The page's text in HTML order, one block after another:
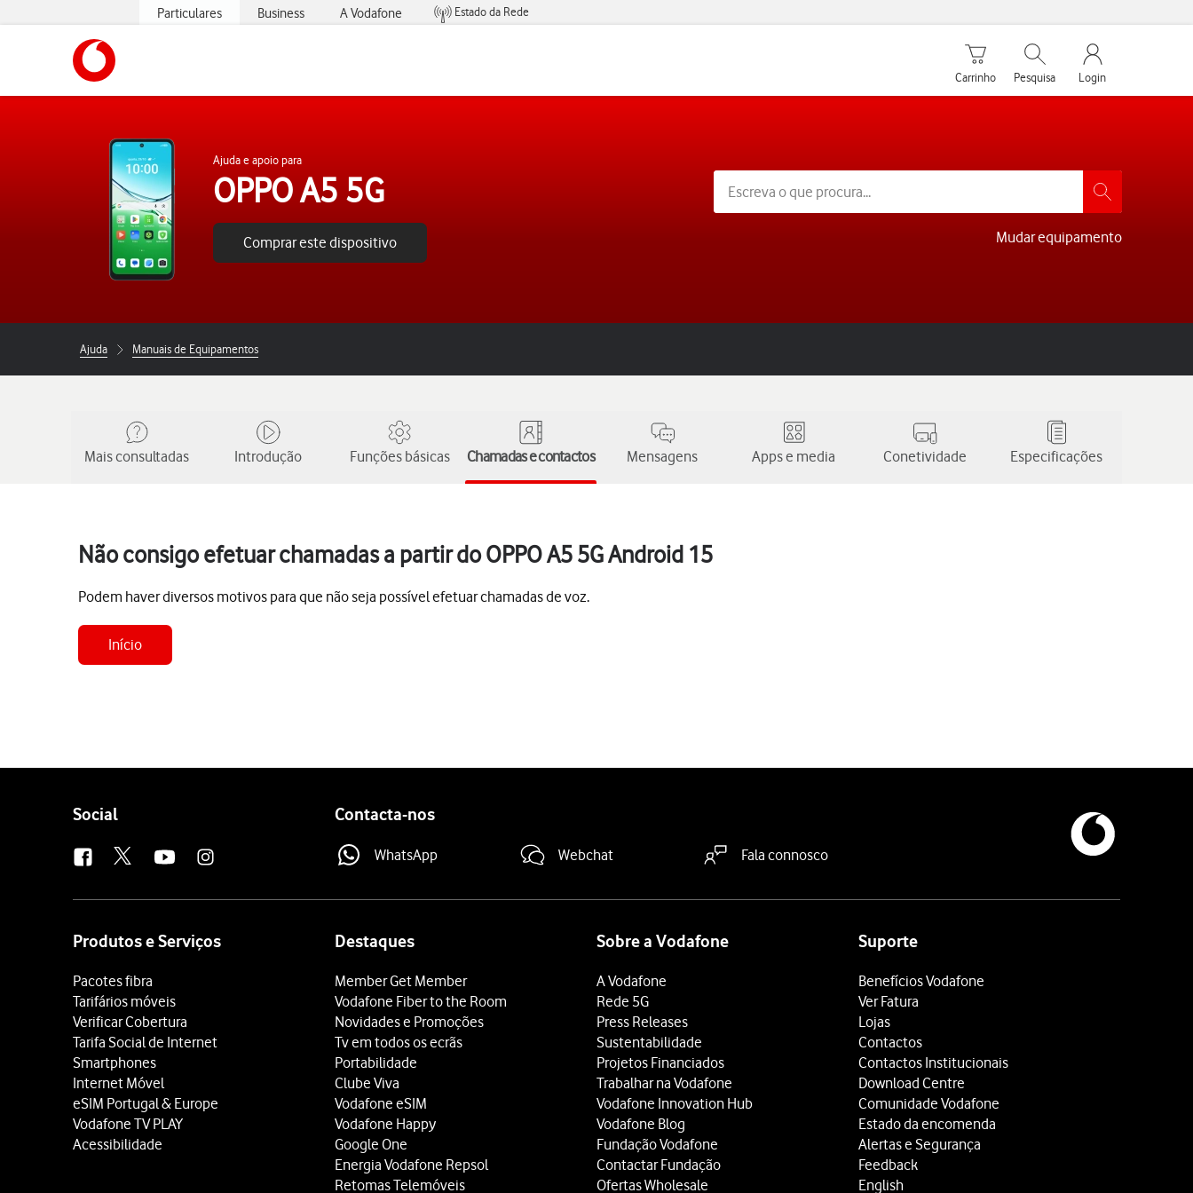
Particulares Business A Vodafone
Estado da Rede
Carrinho de compras
Carrinho
Pesquisar
Pesquisa
My Vodafone
Login
Ajuda e apoio para
OPPO A5 5G
Comprar este dispositivo Mudar equipamento
Ajuda Manuais de Equipamentos
Mais consultadas Introdução Funções básicas Chamadas e contactos Mensagens Apps e media Conetividade Especificações
Não consigo efetuar chamadas a partir do OPPO A5 5G Android 15
Podem haver diversos motivos para que não seja possível efetuar chamadas de voz.
Início
Follow
Social Contacta-nos
WhatsApp Webchat Fala connosco
Produtos e Serviços
Pacotes fibra
Tarifários móveis
Verificar Cobertura
Tarifa Social de Internet
Smartphones
Internet Móvel
eSIM Portugal & Europe
Vodafone TV PLAY
Acessibilidade
Destaques
Member Get Member
Vodafone Fiber to the Room
Novidades e Promoções
Tv em todos os ecrãs
Portabilidade
Clube Viva
Vodafone eSIM
Vodafone Happy
Google One
Energia Vodafone Repsol
Retomas Telemóveis
Sobre a Vodafone
A Vodafone
Rede 5G
Press Releases
Sustentabilidade
Projetos Financiados
Trabalhar na Vodafone
Vodafone Innovation Hub
Vodafone Blog
Fundação Vodafone
Contactar Fundação
Ofertas Wholesale
Suporte
Benefícios Vodafone
Ver Fatura
Lojas
Contactos
Contactos Institucionais
Download Centre
Comunidade Vodafone
Estado da encomenda
Alertas e Segurança
Feedback
English